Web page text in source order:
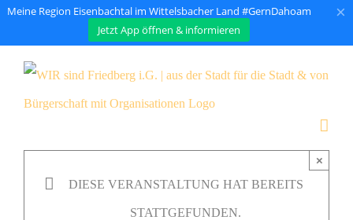
Meine Region Eisenbachtal im Wittelsbacher Land #GernDahoam
Jetzt App öffnen & informieren
×
DIESE VERANSTALTUNG HAT BEREITS
STATTGEFUNDEN.
×